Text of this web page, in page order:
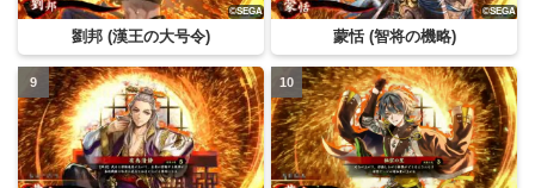
劉邦 (漢王の大号令) 蒙恬 (智将の機略)